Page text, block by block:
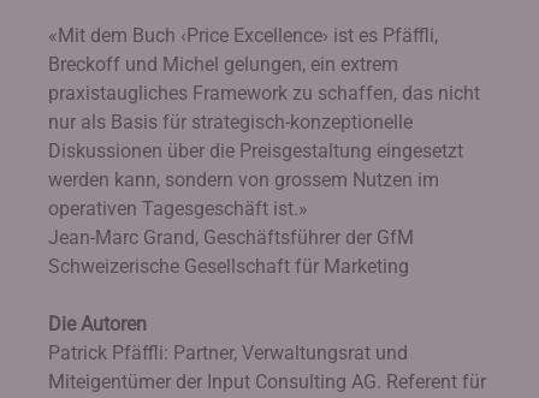
«Mit dem Buch ‹Price Excellence› ist es Pfäffli,
Breckoff und Michel gelungen, ein extrem
praxistaugliches Framework zu schaffen, das nicht
nur als Basis für strategisch-konzeptionelle
Diskussionen über die Preisgestaltung eingesetzt
werden kann, sondern von grossem Nutzen im
operativen Tagesgeschäft ist.»
Jean-Marc Grand, Geschäftsführer der GfM
Schweizerische Gesellschaft für Marketing
Die Autoren
Patrick Pfäffli: Partner, Verwaltungsrat und
Miteigentümer der Input Consulting AG. Referent für